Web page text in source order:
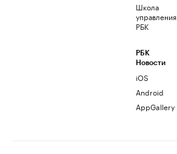
Школа
управления
РБК
РБК
Новости
iOS
Android
AppGallery